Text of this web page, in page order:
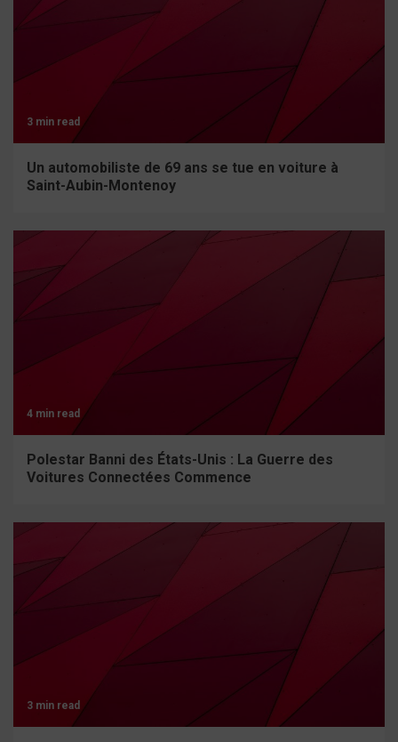
3 min read
Un automobiliste de 69 ans se tue en voiture à
Saint-Aubin-Montenoy
4 min read
Polestar Banni des États-Unis : La Guerre des
Voitures Connectées Commence
3 min read